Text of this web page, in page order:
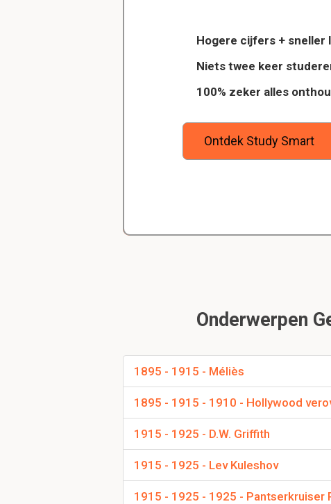
Welk land
Hoelang duurde de
In welk jaar kreeg
De camera is statisch en
camera volgt niet. Net
wat houdt overlopende
Date een handeling
Hogere cijfers + sneller
Niets twee keer
100% zeker alles
Ontdek Study Smart
Dankzij StudySmart heb ik vorig jaar al
gehaald. Maar bovenal heb ik nu gewoon
zeker weet dat ik de rest van mijn studie
Onderwerpen
1895 - 1915 - Méliès
1895 - 1915 - 1910 - Hollywood
1915 - 1925 - D.W. Griffith
1915 - 1925 - Lev Kuleshov
1915 - 1925 - 1925 - Pantserkruiser